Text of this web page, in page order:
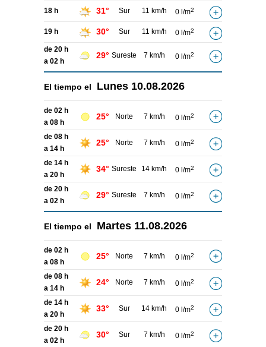
18 h 31° Sur 11 km/h 0 l/m2
19 h 30° Sur 11 km/h 0 l/m2
de 20 h
a 02 h
29° Sureste 7 km/h 0 l/m2
El tiempo el Lunes 10.08.2026
de 02 h
a 08 h
25° Norte 7 km/h 0 l/m2
de 08 h
a 14 h
25° Norte 7 km/h 0 l/m2
de 14 h
a 20 h
34° Sureste 14 km/h 0 l/m2
de 20 h
a 02 h
29° Sureste 7 km/h 0 l/m2
El tiempo el Martes 11.08.2026
de 02 h
a 08 h
25° Norte 7 km/h 0 l/m2
de 08 h
a 14 h
24° Norte 7 km/h 0 l/m2
de 14 h
a 20 h
33° Sur 14 km/h 0 l/m2
de 20 h
a 02 h
30° Sur 7 km/h 0 l/m2